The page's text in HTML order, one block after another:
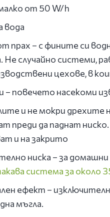
от 50 W/h
вода
прах – с фините си
Не случайно системи,
цехове, в
– повечето насекоми
и не мокри дрехите
преди да паднат
и на закрито
ниска – за
система за около
ефект –
мъгла.